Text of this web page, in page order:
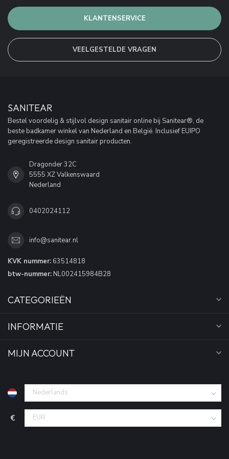
KLANTENSERVICE
VEELGESTELDE VRAGEN
SANITEAR
Bestel voordelig & stijlvol design sanitair online bij Sanitear®, de
beste badkamer winkel van Nederland en België. Inclusief EUIPO
geregistreerde design sanitair producten.
Dragonder 32C
5555 XZ Valkenswaard
Nederland
0402024112
info@sanitear.nl
KVK nummer: 63514818
btw-nummer: NL002415984B28
CATEGORIEËN
INFORMATIE
MIJN ACCOUNT
€